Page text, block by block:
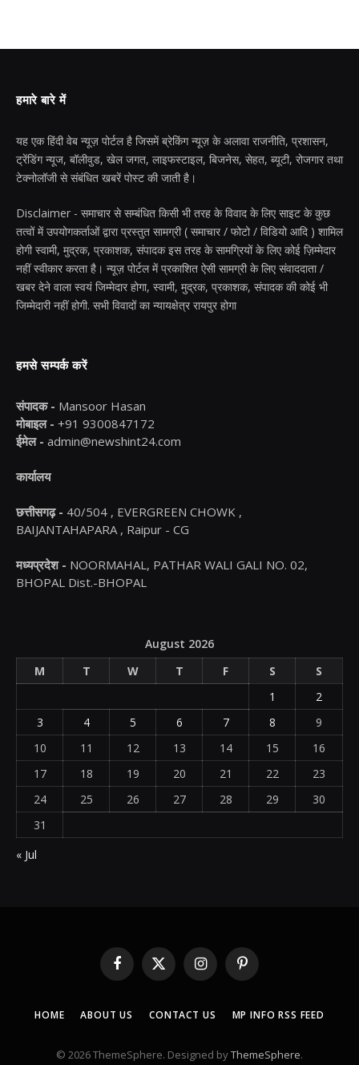
हमारे बारे में
यह एक हिंदी वेब न्यूज़ पोर्टल है जिसमें ब्रेकिंग न्यूज़ के अलावा राजनीति, प्रशासन,
ट्रेंडिंग न्यूज, बॉलीवुड, खेल जगत, लाइफस्टाइल, बिजनेस, सेहत, ब्यूटी, रोजगार तथा
टेक्नोलॉजी से संबंधित खबरें पोस्ट की जाती है।
Disclaimer - समाचार से सम्बंधित किसी भी तरह के विवाद के लिए साइट के कुछ
तत्वों में उपयोगकर्ताओं द्वारा प्रस्तुत सामग्री ( समाचार / फोटो / विडियो आदि ) शामिल
होगी स्वामी, मुद्रक, प्रकाशक, संपादक इस तरह के सामग्रियों के लिए कोई ज़िम्मेदार
नहीं स्वीकार करता है। न्यूज़ पोर्टल में प्रकाशित ऐसी सामग्री के लिए संवाददाता /
खबर देने वाला स्वयं जिम्मेदार होगा, स्वामी, मुद्रक, प्रकाशक, संपादक की कोई भी
जिम्मेदारी नहीं होगी. सभी विवादों का न्यायक्षेत्र रायपुर होगा
हमसे सम्पर्क करें
संपादक - Mansoor Hasan
मोबाइल - +91 9300847172
ईमेल - admin@newshint24.com
कार्यालय
छत्तीसगढ़ - 40/504 , EVERGREEN CHOWK ,
BAIJANTAHAPARA , Raipur - CG
मध्यप्रदेश - NOORMAHAL, PATHAR WALI GALI NO. 02,
BHOPAL Dist.-BHOPAL
August 2026
M
T W T F S
S
1
2
3
4 5 6 7 8
9
10
11 12 13 14 15
16
17
18 19 20 21 22
23
24
25 26 27 28 29
30
31
« Jul
Facebook
X
(Twitter)
InstagramPinterest
HOME ABOUT US CONTACT US MP INFO RSS FEED
© 2026 ThemeSphere. Designed byThemeSphere.